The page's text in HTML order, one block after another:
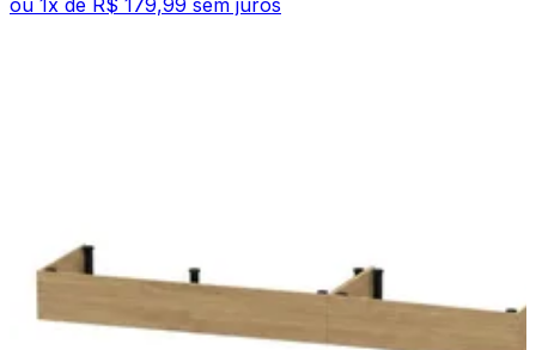
ou 1 x de R$ 179,99 sem juros